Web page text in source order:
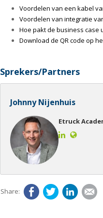
Voordelen van een kabel
Voordelen van integratie
Hoe pakt de business case
Download de QR code op
Sprekers/Partners
Johnny Nijenhuis
Etruck
FacebookTwitterLinkedIn